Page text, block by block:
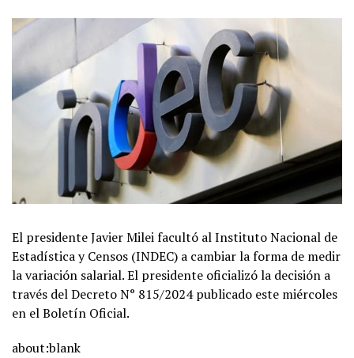
El presidente Javier Milei facultó al Instituto Nacional de
Estadística y Censos (INDEC) a cambiar la forma de medir
la variación salarial. El presidente oficializó la decisión a
través del Decreto N° 815/2024 publicado este miércoles
en el Boletín Oficial.
about:blank